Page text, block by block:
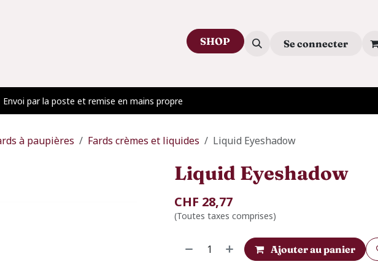
SHOP Se connecter
Envoi par la poste et remise en mains propre
à paupières Fards crèmes et liquides Liquid Eyeshadow
Liquid Eyeshadow
CHF 28,77
(Toutes taxes comprises)
Ajouter au panier